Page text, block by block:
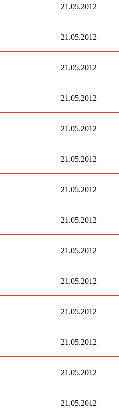
21.05.2012
21.05.2012
21.05.2012
21.05.2012
21.05.2012
21.05.2012
21.05.2012
21.05.2012
21.05.2012
21.05.2012
21.05.2012
21.05.2012
21.05.2012
21.05.2012